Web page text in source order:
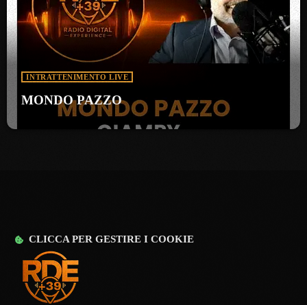
INTRATTENIMENTO LIVE
MONDO PAZZO
CLICCA PER GESTIRE I COOKIE